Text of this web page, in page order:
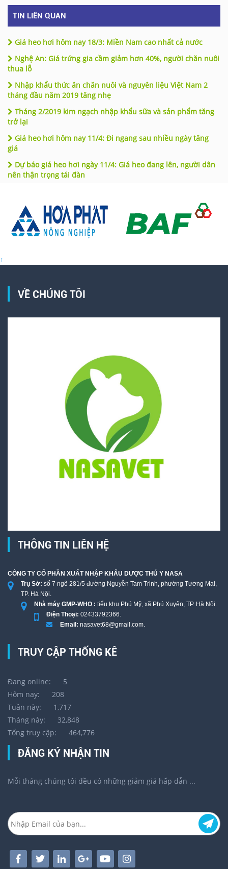
TIN LIÊN QUAN
Giá heo hơi hôm nay 18/3: Miền Nam cao nhất cả nước
Nghệ An: Giá trứng gia cầm giảm hơn 40%, người chăn nuôi
thua lỗ
Nhập khẩu thức ăn chăn nuôi và nguyên liệu Việt Nam 2
tháng đầu năm 2019 tăng nhẹ
Tháng 2/2019 kim ngạch nhập khẩu sữa và sản phẩm tăng
trở lại
Giá heo hơi hôm nay 11/4: Đi ngang sau nhiều ngày tăng
giá
Dự báo giá heo hơi ngày 11/4: Giá heo đang lên, người dân
nên thận trọng tái đàn
↑
VỀ CHÚNG TÔI
THÔNG TIN LIÊN HỆ
CÔNG TY CỔ PHẦN XUẤT NHẬP KHẨU DƯỢC THÚ Y NASA
Trụ Sở: số 7 ngõ 281/5 đường Nguyễn Tam Trinh, phường Tương Mai,
TP. Hà Nội.
Nhà máy GMP-WHO : tiểu khu Phú Mỹ, xã Phú Xuyên, TP. Hà Nội.
Điện Thoại: 02433792366.
Email: nasavet68@gmail.com.
TRUY CẬP THỐNG KÊ
Đang online:
5
Hôm nay:
208
Tuần này:
1,717
Tháng này:
32,848
Tổng truy cập:
464,776
ĐĂNG KÝ NHẬN TIN
Mỗi tháng chúng tôi đều có những giảm giá hấp dẫn ...